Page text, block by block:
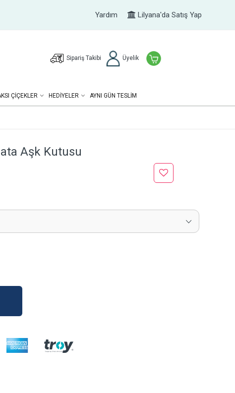
Yardım Lilyana'da Satış Yap
Sipariş Takibi Üyelik
ÇIÇEKLER HEDIYELER AYNI GÜN TESLİM
Aşk Kutusu